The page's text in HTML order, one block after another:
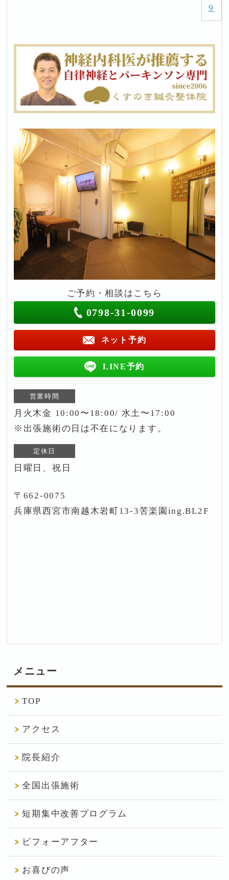
9
ご予約・相談はこちら
0798-31-0099
ネット予約
LINE予約
営業時間
月火木金 10:00〜18:00/ 水土〜17:00
※出張施術の日は不在になります。
定休日
日曜日、祝日
〒662-0075
兵庫県西宮市南越木岩町13-3苦楽園ing.BL2F
メニュー
TOP
アクセス
院長紹介
全国出張施術
短期集中改善プログラム
ビフォーアフター
お喜びの声